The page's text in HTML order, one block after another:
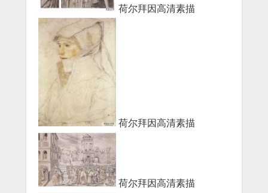
荷尔拜因高清素描
荷尔拜因高清素描
荷尔拜因高清素描